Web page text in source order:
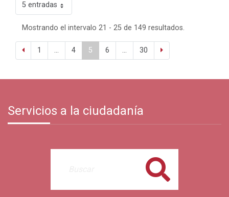
5 entradas
Mostrando el intervalo 21 - 25 de 149 resultados.
1 ... 4 5 6 ... 30
Servicios a la ciudadanía
Buscar